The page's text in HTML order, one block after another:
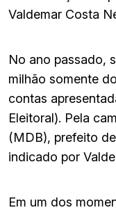
Valdemar Costa
No ano passado,
milhão somente
contas
Eleitoral). Pela
(MDB), prefeito
indicado por
Em um dos